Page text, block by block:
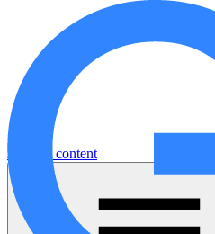
Jump to content